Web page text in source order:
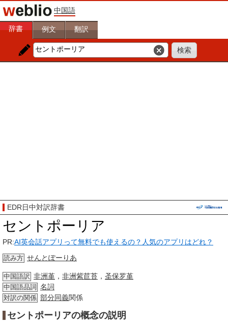
中国語
辞書 例文 翻訳
EDR日中対訳辞書
セントポーリア
PR:AI英会話アプリって無料でも使えるの？人気のアプリはどれ？
読み方 せんとぽーりあ
中国語訳 非洲堇 ， 非洲紫苣苔 ， 圣保罗堇
中国語品詞 名詞
対訳の関係 部分同義関係
セントポーリアの概念の説明